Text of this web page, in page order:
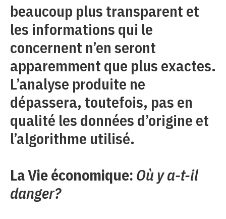
beaucoup plus transparent et
les informations qui le
concernent n’en seront
apparemment que plus exactes.
L’analyse produite ne
dépassera, toutefois, pas en
qualité les données d’origine et
l’algorithme utilisé.
La Vie économique: Où y a-t-il
danger?